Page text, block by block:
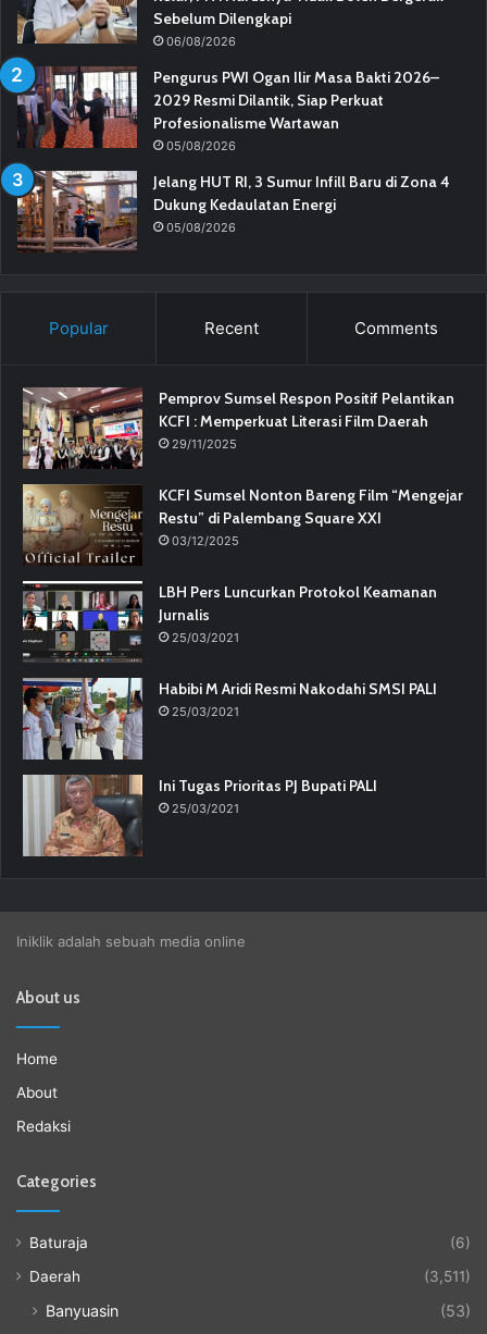
Sebelum Dilengkapi
06/08/2026
Pengurus PWI Ogan Ilir Masa Bakti 2026–
2029 Resmi Dilantik, Siap Perkuat
Profesionalisme Wartawan
05/08/2026
Jelang HUT RI, 3 Sumur Infill Baru di Zona 4
Dukung Kedaulatan Energi
05/08/2026
Popular Recent Comments
Pemprov Sumsel Respon Positif Pelantikan
KCFI : Memperkuat Literasi Film Daerah
29/11/2025
KCFI Sumsel Nonton Bareng Film “Mengejar
Restu” di Palembang Square XXI
03/12/2025
LBH Pers Luncurkan Protokol Keamanan
Jurnalis
25/03/2021
Habibi M Aridi Resmi Nakodahi SMSI PALI
25/03/2021
Ini Tugas Prioritas PJ Bupati PALI
25/03/2021
Iniklik adalah sebuah media online
About us
Home
About
Redaksi
Categories
Baturaja
(6)
Daerah
(3,511)
Banyuasin
(53)